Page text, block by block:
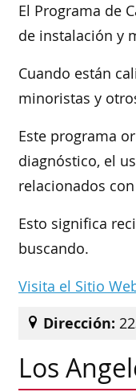
El Programa de
de instalación y
Cuando están
minoristas y
Este programa
diagnóstico, el
relacionados
Esto significa
buscando.
Visita el Sitio
Dirección:
Los